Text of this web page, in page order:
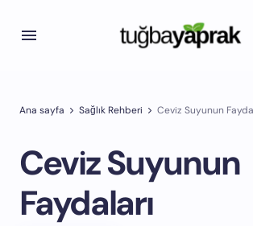
Ana sayfa Sağlık Rehberi Ceviz Suyunun
Ceviz Suyunun
Faydaları